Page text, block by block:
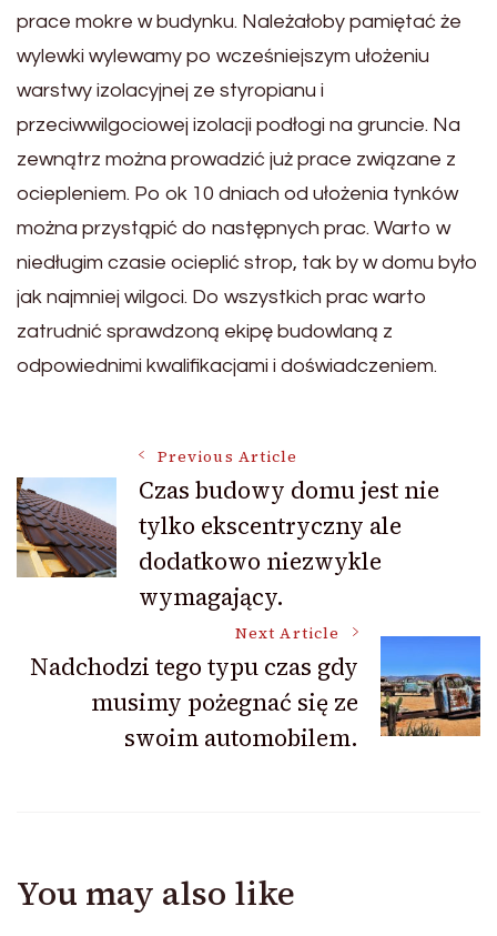
prace mokre w budynku. Należałoby pamiętać że
wylewki wylewamy po wcześniejszym ułożeniu
warstwy izolacyjnej ze styropianu i
przeciwwilgociowej izolacji podłogi na gruncie. Na
zewnątrz można prowadzić już prace związane z
ociepleniem. Po ok 10 dniach od ułożenia tynków
można przystąpić do następnych prac. Warto w
niedługim czasie ocieplić strop, tak by w domu było
jak najmniej wilgoci. Do wszystkich prac warto
zatrudnić sprawdzoną ekipę budowlaną z
odpowiednimi kwalifikacjami i doświadczeniem.
Post
Navigation
Previous Article
Czas budowy domu jest nie
tylko ekscentryczny ale
dodatkowo niezwykle
wymagający.
Next Article
Nadchodzi tego typu czas gdy
musimy pożegnać się ze
swoim automobilem.
You may also like